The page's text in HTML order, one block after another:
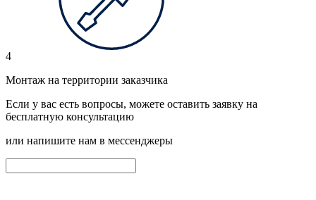
4
Монтаж на территории заказчика
Если у вас есть вопросы, можете оставить заявку на
бесплатную консультацию
или напишите нам в мессенджеры